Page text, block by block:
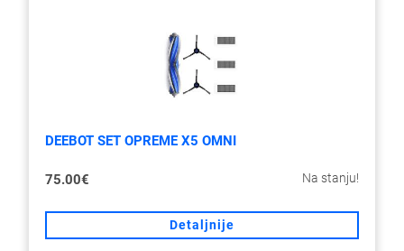
DEEBOT SET OPREME X5 OMNI
75.00€ Na stanju!
Detaljnije